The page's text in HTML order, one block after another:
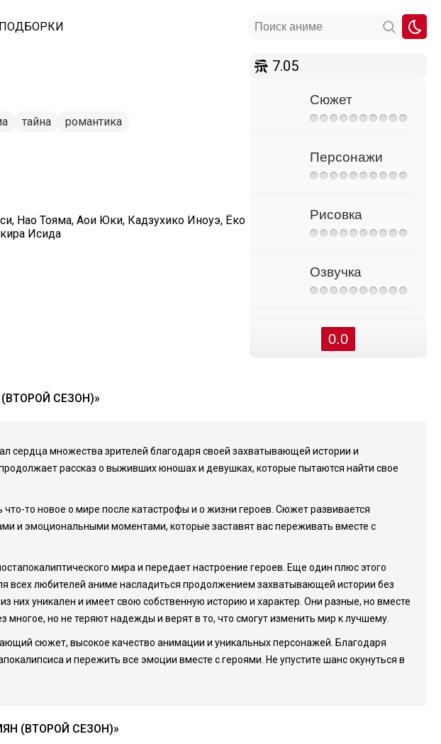
ПОДБОРКИ
тайна романтика
Нао Тояма, Аои Юки, Кадзухико Иноуэ, Ёко
Исида
7.05
Сюжет
Персонажи
Рисовка
Озвучка
0.0
СЕЗОН)»
сердца множества зрителей благодаря своей захватывающей истории и
рассказ о выживших юношах и девушках, которые пытаются найти свое
то новое о мире после катастрофы и о жизни героев. Сюжет развивается
и эмоциональными моментами, которые заставят вас переживать вместе с
мира и передает настроение героев. Еще один плюс этого
всех любителей аниме насладиться продолжением захватывающей истории без
уникален и имеет свою собственную историю и характер. Они разные, но вместе
но не теряют надежды и верят в то, что смогут изменить мир к лучшему.
сюжет, высокое качество анимации и уникальных персонажей. Благодаря
и пережить все эмоции вместе с героями. Не упустите шанс окунуться в
(ВТОРОЙ СЕЗОН)»